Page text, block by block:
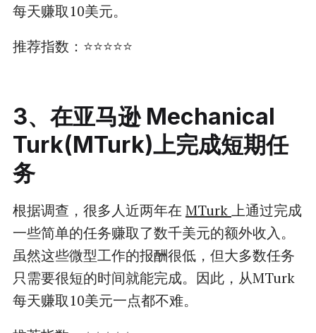
每天赚取10美元。
推荐指数：⭐⭐⭐⭐⭐
3、在亚马逊 Mechanical
Turk(MTurk)上完成短期任
务
根据调查，很多人近两年在 MTurk上通过完成
一些简单的任务赚取了数千美元的额外收入。
虽然这些微型工作的报酬很低，但大多数任务
只需要很短的时间就能完成。因此，从MTurk
每天赚取10美元一点都不难。